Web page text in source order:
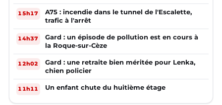
15h17
A75 : incendie dans le tunnel de l'Escalette,
trafic à l'arrêt
14h37
Gard : un épisode de pollution est en cours à
la Roque-sur-Cèze
12h02
Gard : une retraite bien méritée pour Lenka,
chien policier
11h11 Un enfant chute du huitième étage